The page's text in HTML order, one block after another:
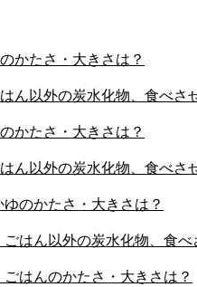
かたさ・大きさは？
ん以外の炭水化物、食べさ
かたさ・大きさは？
ん以外の炭水化物、食べさ
ゆのかたさ・大きさは？
ごはん以外の炭水化物、食
ごはんのかたさ・大きさは？